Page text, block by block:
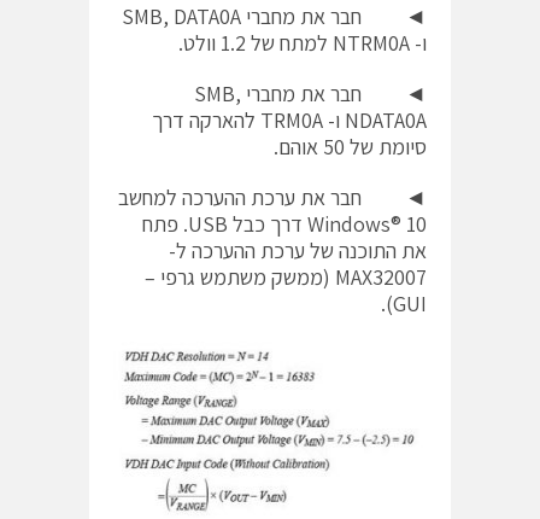
◄ חבר את מחברי SMB, DATA0A
ו- NTRM0A למתח של 1.2 וולט.
◄ חבר את מחברי SMB,
NDATA0A ו- TRM0A להארקה דרך
סיומת של 50 אוהם.
◄ חבר את ערכת ההערכה למחשב
Windows® 10 דרך כבל USB. פתח
את התוכנה של ערכת ההערכה ל-
MAX32007 (ממשק משתמש גרפי –
GUI).